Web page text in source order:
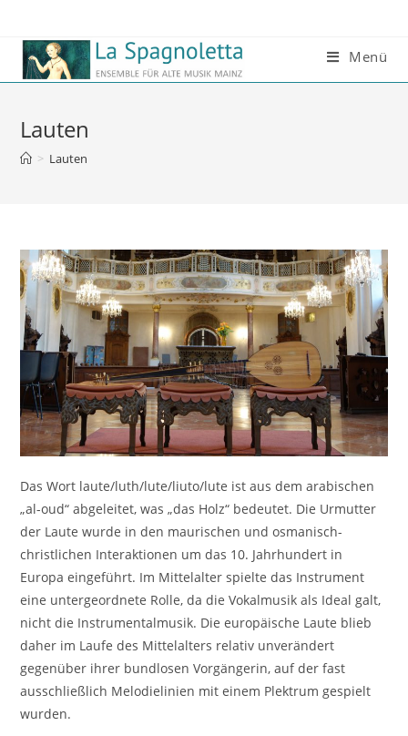
Menü
Lauten
> Lauten
Das Wort laute/luth/lute/liuto/lute ist aus dem arabischen
„al-oud“ abgeleitet, was „das Holz“ bedeutet. Die Urmutter
der Laute wurde in den maurischen und osmanisch-
christlichen Interaktionen um das 10. Jahrhundert in
Europa eingeführt. Im Mittelalter spielte das Instrument
eine untergeordnete Rolle, da die Vokalmusik als Ideal galt,
nicht die Instrumentalmusik. Die europäische Laute blieb
daher im Laufe des Mittelalters relativ unverändert
gegenüber ihrer bundlosen Vorgängerin, auf der fast
ausschließlich Melodielinien mit einem Plektrum gespielt
wurden.